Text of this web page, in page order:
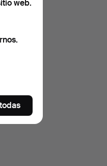
web.